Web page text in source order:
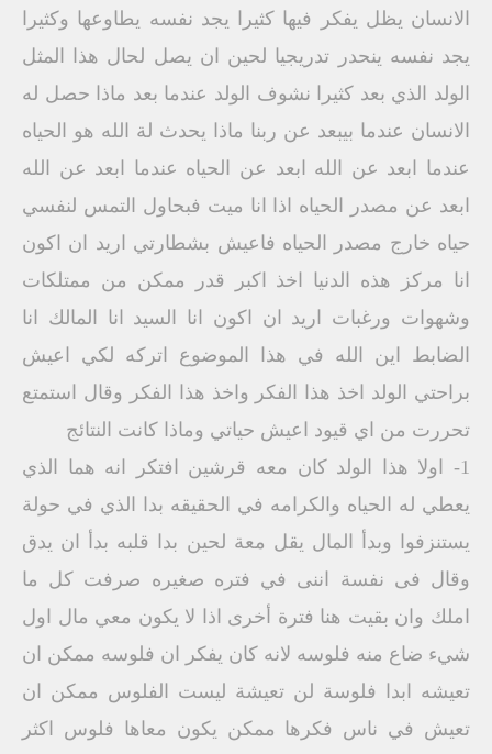
الانسان يظل يفكر فيها كثيرا يجد نفسه يطاوعها وكثيرا
يجد نفسه ينحدر تدريجيا لحين ان يصل لحال هذا المثل
الولد الذي بعد كثيرا نشوف الولد عندما بعد ماذا حصل له
الانسان عندما بيبعد عن ربنا ماذا يحدث لة الله هو الحياه
عندما ابعد عن الله ابعد عن الحياه عندما ابعد عن الله
ابعد عن مصدر الحياه اذا انا ميت فبحاول التمس لنفسي
حياه خارج مصدر الحياه فاعيش بشطارتي اريد ان اكون
انا مركز هذه الدنيا اخذ اكبر قدر ممكن من ممتلكات
وشهوات ورغبات اريد ان اكون انا السيد انا المالك انا
الضابط اين الله في هذا الموضوع اتركه لكي اعيش
براحتي الولد اخذ هذا الفكر واخذ هذا الفكر وقال استمتع
تحررت من اي قيود اعيش حياتي وماذا كانت النتائج
1- اولا هذا الولد كان معه قرشين افتكر انه هما الذي
يعطي له الحياه والكرامه في الحقيقه بدا الذي في حولة
يستنزفوا وبدأ المال يقل معة لحين بدا قلبه بدأ ان يدق
وقال فى نفسة اننى في فتره صغيره صرفت كل ما
املك وان بقيت هنا فترة أخرى اذا لا يكون معي مال اول
شيء ضاع منه فلوسه لانه كان يفكر ان فلوسه ممكن ان
تعيشه ابدا فلوسة لن تعيشة ليست الفلوس ممكن ان
تعيش في ناس فكرها ممكن يكون معاها فلوس اكثر